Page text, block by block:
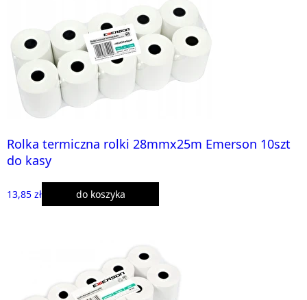
Rolka termiczna rolki 28mmx25m Emerson 10szt
do kasy
13,85 zł do koszyka